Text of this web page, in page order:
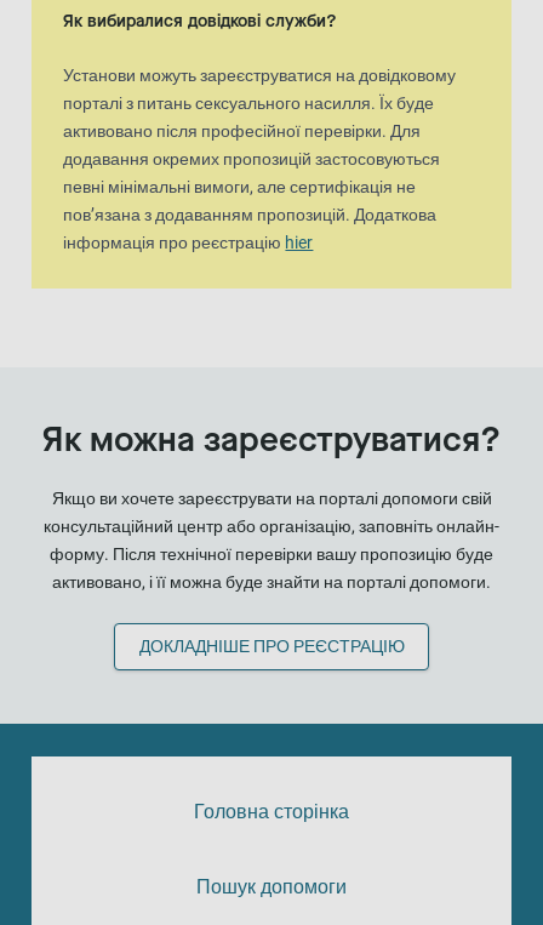
Як вибиралися довідкові служби?
Установи можуть зареєструватися на довідковому
порталі з питань сексуального насилля. Їх буде
активовано після професійної перевірки. Для
додавання окремих пропозицій застосовуються
певні мінімальні вимоги, але сертифікація не
пов’язана з додаванням пропозицій. Додаткова
інформація про реєстрацію hier
Як можна зареєструватися?
Якщо ви хочете зареєструвати на порталі допомоги свій
консультаційний центр або організацію, заповніть онлайн-
форму. Після технічної перевірки вашу пропозицію буде
активовано, і її можна буде знайти на порталі допомоги.
ДОКЛАДНІШЕ ПРО РЕЄСТРАЦІЮ
Головна сторінка
Пошук допомоги